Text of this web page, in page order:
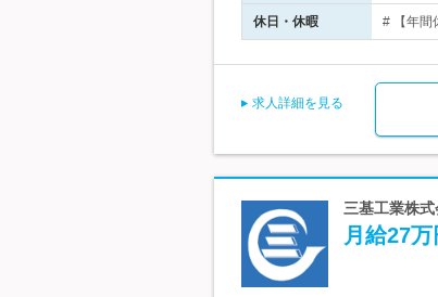
休日・休暇 # 【年間
求人詳細を見る
三基工業株
月給27